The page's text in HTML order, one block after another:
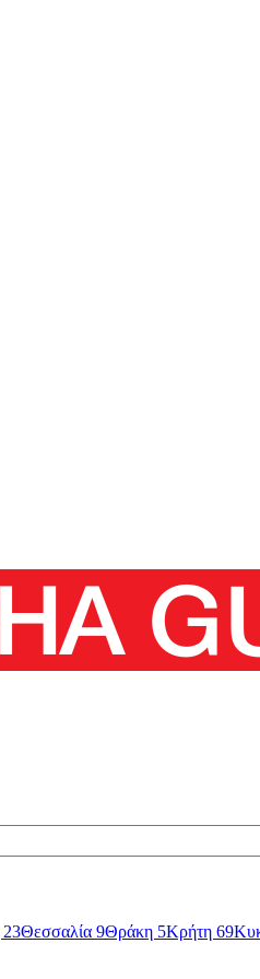
23Θεσσαλία 9Θράκη 5Κρήτη 69